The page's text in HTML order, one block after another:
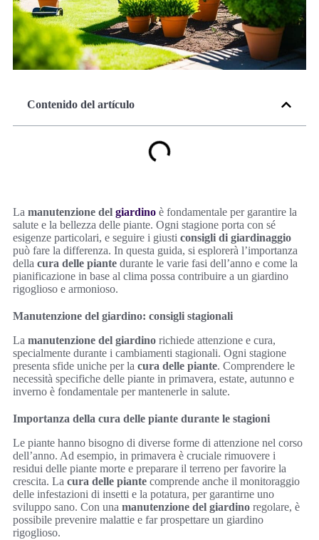
Contenido del artículo
La manutenzione del giardino è fondamentale per garantire la
salute e la bellezza delle piante. Ogni stagione porta con sé
esigenze particolari, e seguire i giusti consigli di giardinaggio
può fare la differenza. In questa guida, si esplorerà l’importanza
della cura delle piante durante le varie fasi dell’anno e come la
pianificazione in base al clima possa contribuire a un giardino
rigoglioso e armonioso.
Manutenzione del giardino: consigli stagionali
La manutenzione del giardino richiede attenzione e cura,
specialmente durante i cambiamenti stagionali. Ogni stagione
presenta sfide uniche per la cura delle piante. Comprendere le
necessità specifiche delle piante in primavera, estate, autunno e
inverno è fondamentale per mantenerle in salute.
Importanza della cura delle piante durante le stagioni
Le piante hanno bisogno di diverse forme di attenzione nel corso
dell’anno. Ad esempio, in primavera è cruciale rimuovere i
residui delle piante morte e preparare il terreno per favorire la
crescita. La cura delle piante comprende anche il monitoraggio
delle infestazioni di insetti e la potatura, per garantirne uno
sviluppo sano. Con una manutenzione del giardino regolare, è
possibile prevenire malattie e far prospettare un giardino
rigoglioso.